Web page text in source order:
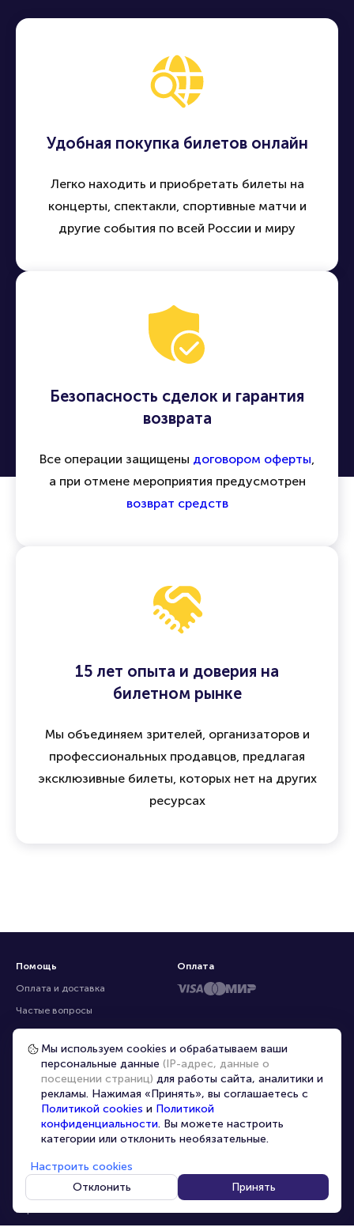
Удобная покупка билетов онлайн
Легко находить и приобретать билеты на
концерты, спектакли, спортивные матчи и
другие события по всей России и миру
Безопасность сделок и гарантия
возврата
Все операции защищены договором оферты,
а при отмене мероприятия предусмотрен
возврат средств
15 лет опыта и доверия на
билетном рынке
Мы объединяем зрителей, организаторов и
профессиональных продавцов, предлагая
эксклюзивные билеты, которых нет на других
ресурсах
Помощь
Оплата и доставка
Частые вопросы
Перепродажа билетов
Организаторам
Корпоративным клиентам
VIP-билеты
Условия использования
Персональные данные
О компании
Карта сайта
info@portalbilet.ru
С 10:00 до 21:00,
Оплата
Мы используем cookies и обрабатываем ваши
персональные данные (IP-адрес, данные о
посещении страниц) для работы сайта, аналитики и
рекламы. Нажимая «Принять», вы соглашаетесь с
Политикой cookies и Политикой
конфиденциальности. Вы можете настроить
категории или отклонить необязательные.
Настроить cookies
Отклонить
Принять